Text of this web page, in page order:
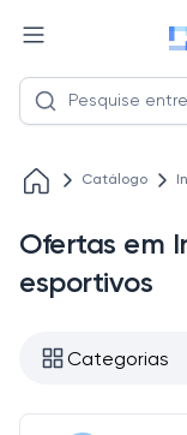
Catálogo
Ofertas em
esportivos
Categorias